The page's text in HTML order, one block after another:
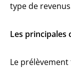
type de
Les principales
Le